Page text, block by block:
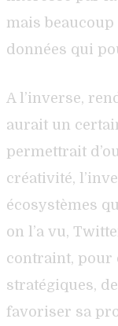
mais
données qui
A l’inverse,
aurait un
permettrait
créativité,
écosystèmes
on l’a vu,
contraint, pour
stratégiques,
favoriser sa